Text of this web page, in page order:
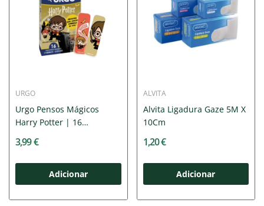
URGO
Urgo Pensos Mágicos
Harry Potter | 16
3,99 €
Adicionar
ALVITA
Alvita Ligadura Gaze 5M X
10Cm
1,20 €
Adicionar